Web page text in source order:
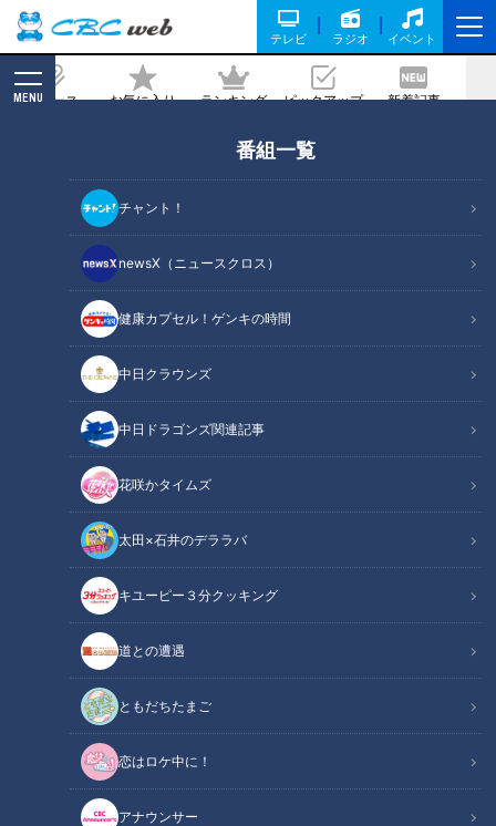
テレビ ラジオ イベント
ニュース お気に入り ランキング ピックアップ 新着記事
MENU
番組一覧
チャント！
newsX（ニュースクロス）
健康カプセル！ゲンキの時間
中日クラウンズ
中日ドラゴンズ関連記事
花咲かタイムズ
太田×石井のデララバ
キユーピー３分クッキング
道との遭遇
ともだちたまご
恋はロケ中に！
アナウンサー
「ハンドドライヤー」驚きの発想と開発
記事に戻る
「中津川製作所」提供：三菱電機株式会社
この記事の画像 （全7枚）